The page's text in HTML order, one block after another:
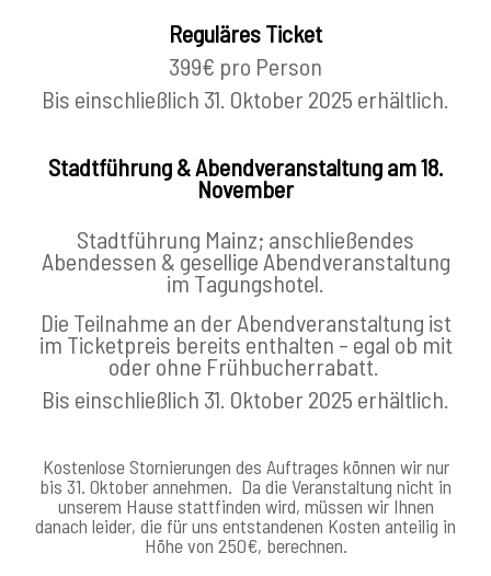
Reguläres Ticket
399€ pro Person
Bis einschließlich 31. Oktober 2025 erhältlich.
Stadtführung & Abendveranstaltung am 18.
November
Stadtführung Mainz; anschließendes
Abendessen & gesellige Abendveranstaltung
im Tagungshotel.
Die Teilnahme an der Abendveranstaltung ist
im Ticketpreis bereits enthalten – egal ob mit
oder ohne Frühbucherrabatt.
Bis einschließlich 31. Oktober 2025 erhältlich.
Kostenlose Stornierungen des Auftrages können wir nur
bis 31. Oktober annehmen. Da die Veranstaltung nicht in
unserem Hause stattfinden wird, müssen wir Ihnen
danach leider, die für uns entstandenen Kosten anteilig in
Höhe von 250€, berechnen.